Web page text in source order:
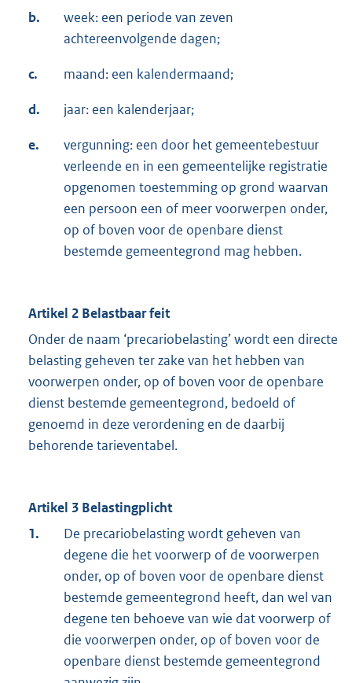
b.
week: een periode van zeven
achtereenvolgende dagen;
c. maand: een kalendermaand;
d. jaar: een kalenderjaar;
e.
vergunning: een door het gemeentebestuur
verleende en in een gemeentelijke registratie
opgenomen toestemming op grond waarvan
een persoon een of meer voorwerpen onder,
op of boven voor de openbare dienst
bestemde gemeentegrond mag hebben.
Artikel 2 Belastbaar feit
Onder de naam ‘precariobelasting’ wordt een directe
belasting geheven ter zake van het hebben van
voorwerpen onder, op of boven voor de openbare
dienst bestemde gemeentegrond, bedoeld of
genoemd in deze verordening en de daarbij
behorende tarieventabel.
Artikel 3 Belastingplicht
1.
De precariobelasting wordt geheven van
degene die het voorwerp of de voorwerpen
onder, op of boven voor de openbare dienst
bestemde gemeentegrond heeft, dan wel van
degene ten behoeve van wie dat voorwerp of
die voorwerpen onder, op of boven voor de
openbare dienst bestemde gemeentegrond